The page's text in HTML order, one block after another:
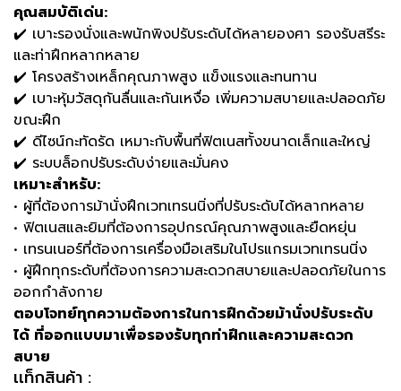
คุณสมบัติเด่น:
✔️ เบาะรองนั่งและพนักพิงปรับระดับได้หลายองศา รองรับสรีระ
และท่าฝึกหลากหลาย
✔️ โครงสร้างเหล็กคุณภาพสูง แข็งแรงและทนทาน
✔️ เบาะหุ้มวัสดุกันลื่นและกันเหงื่อ เพิ่มความสบายและปลอดภัย
ขณะฝึก
✔️ ดีไซน์กะทัดรัด เหมาะกับพื้นที่ฟิตเนสทั้งขนาดเล็กและใหญ่
✔️ ระบบล็อกปรับระดับง่ายและมั่นคง
เหมาะสำหรับ:
• ผู้ที่ต้องการม้านั่งฝึกเวทเทรนนิ่งที่ปรับระดับได้หลากหลาย
• ฟิตเนสและยิมที่ต้องการอุปกรณ์คุณภาพสูงและยืดหยุ่น
• เทรนเนอร์ที่ต้องการเครื่องมือเสริมในโปรแกรมเวทเทรนนิ่ง
• ผู้ฝึกทุกระดับที่ต้องการความสะดวกสบายและปลอดภัยในการ
ออกกำลังกาย
ตอบโจทย์ทุกความต้องการในการฝึกด้วยม้านั่งปรับระดับ
ได้ ที่ออกแบบมาเพื่อรองรับทุกท่าฝึกและความสะดวก
สบาย
เเท็กสินค้า :